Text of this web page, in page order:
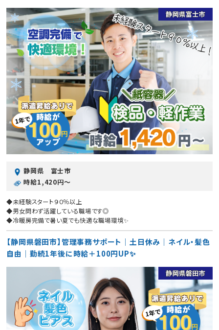
静岡県 富士市
時給1,420円〜
◆未経験スタート９０％以上
◆男女問わず活躍している職場です◎
◆冷暖房完備で暑い夏でも快適な職場環境✨
【静岡県磐田市】管理事務サポート｜土日休み｜ネイル・髪色
自由｜勤続1年後に時給＋100円UP✨